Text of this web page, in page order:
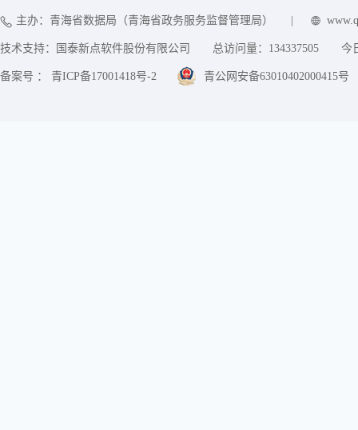
主办：青海省数据局（青海省政务服务监督管理局）
技术支持：国泰新点软件股份有限公司 总访问量： 134337505 今
备案号 ： 青ICP备17001418号-2 青公网安备63010402000415号